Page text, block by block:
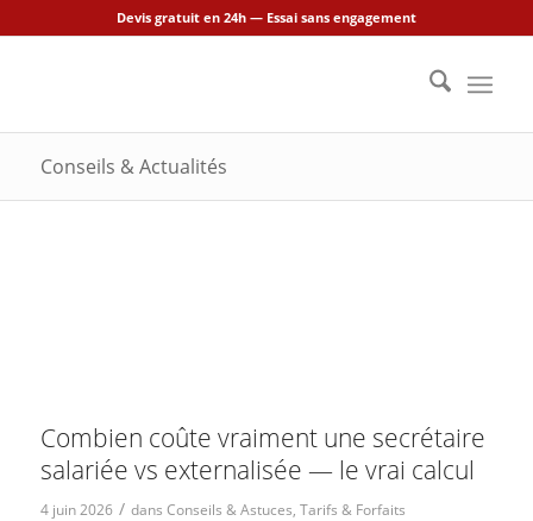
Devis gratuit en 24h — Essai sans engagement
Conseils & Actualités
Combien coûte vraiment une secrétaire
salariée vs externalisée — le vrai calcul
4 juin 2026 / dans Conseils & Astuces, Tarifs & Forfaits